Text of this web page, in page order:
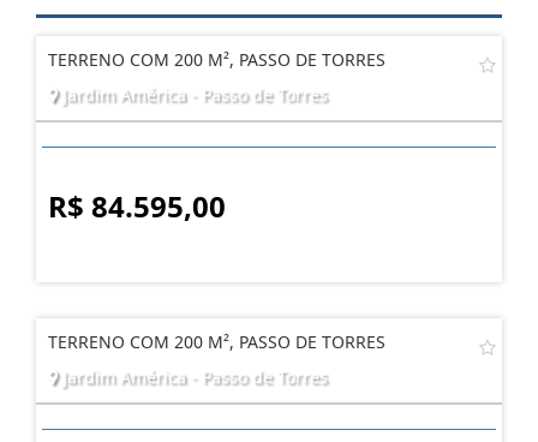
TERRENO COM 200 M², PASSO DE TORRES
Jardim América - Passo de Torres
R$ 84.595,00
TERRENO COM 200 M², PASSO DE TORRES
Jardim América - Passo de Torres